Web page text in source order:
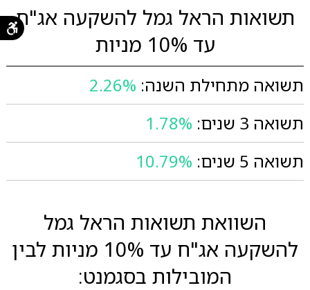
תשואות הראל גמל להשקעה אג"ח
עד 10% מניות
תשואה מתחילת השנה: 2.26%
תשואה 3 שנים:
1.78%
תשואה 5 שנים:
10.79%
השוואת תשואות הראל גמל
להשקעה אג"ח עד 10% מניות לבין
המובילות בסגמנט: